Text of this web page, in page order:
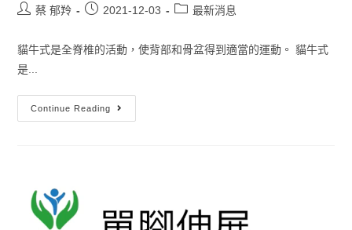
蔡 郁羚 2021-12-03 最新消息
貓牛式是全脊椎的活動，使背部和骨盆得到適當的運動。 貓牛式
是...
Continue Reading